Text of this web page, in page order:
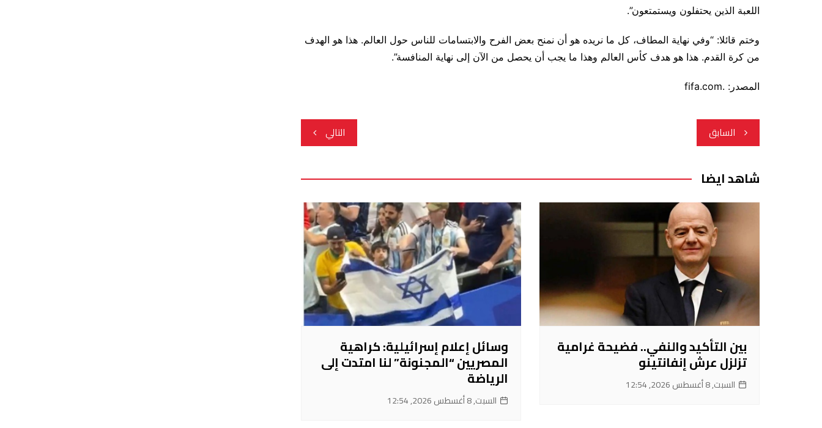
اللعبة الذين يحتفلون ويستمتعون”.
وختم قائلا: “وفي نهاية المطاف، كل ما نريده هو أن نمنح بعض الفرح والابتسامات للناس حول العالم. هذا هو الهدف
من كرة القدم. هذا هو هدف كأس العالم وهذا ما يجب أن يحصل من الآن إلى نهاية المنافسة”.
المصدر: .fifa.com
تصفّح
المقالات
السابق التالي
شاهد ايضا
بين التأكيد والنفي.. فضيحة غرامية
تزلزل عرش إنفانتينو
السبت, 8 أغسطس 2026, 12:54
وسائل إعلام إسرائيلية: كراهية
المصريين “المجنونة” لنا امتدت إلى
الرياضة
السبت, 8 أغسطس 2026, 12:54